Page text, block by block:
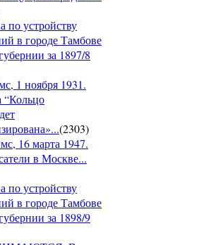
по устройству
в городе Тамбове
за 1897/8
1 ноября 1931.
“Кольцо
(2303)
16 марта 1947.
в Москве...
по устройству
в городе Тамбове
за 1898/9